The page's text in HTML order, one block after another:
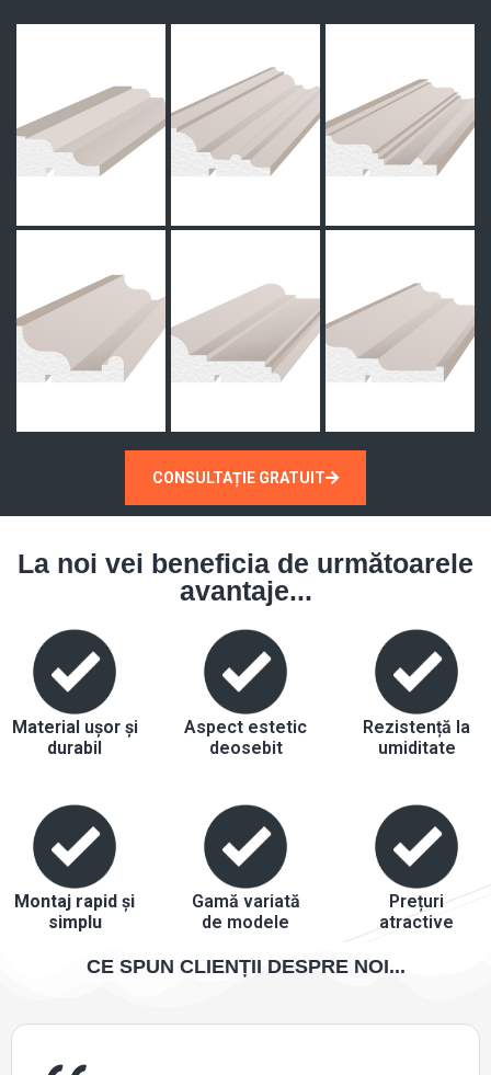
CONSULTAȚIE GRATUIT
La noi vei beneficia de următoarele
avantaje...
Material ușor și
durabil
Aspect estetic
deosebit
Rezistență la
umiditate
Montaj rapid și
simplu
Gamă variată
de modele
Prețuri
atractive
CE SPUN CLIENȚII DESPRE NOI...